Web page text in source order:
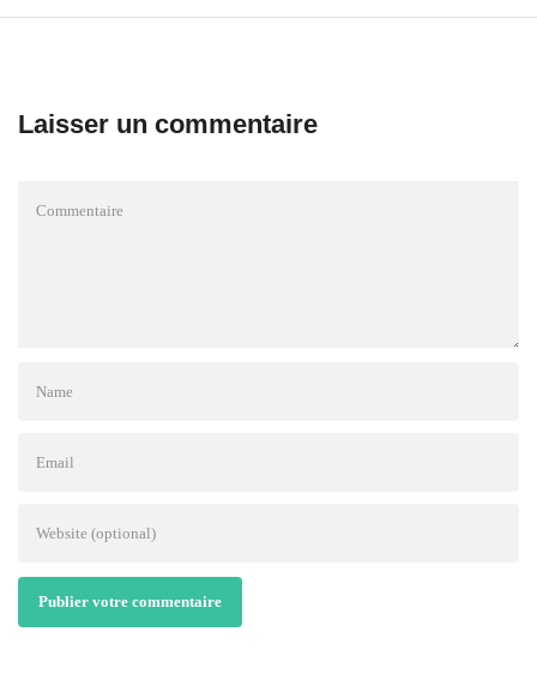
Laisser un commentaire
Publier votre commentaire